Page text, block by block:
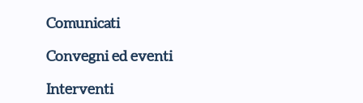
Comunicati
Convegni ed eventi
Interventi